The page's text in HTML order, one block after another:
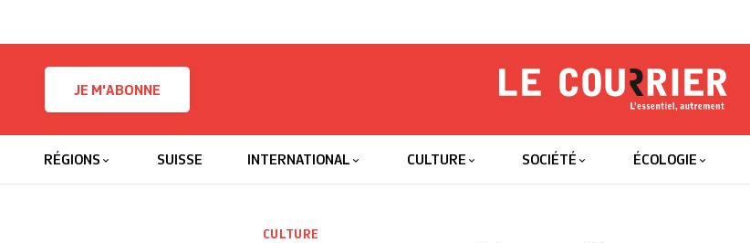
JE M'ABONNE
Le Courrier
RÉGIONS SUISSE INTERNATIONAL CULTURE SOCIÉTÉ ÉCOLOGIE
CULTURE